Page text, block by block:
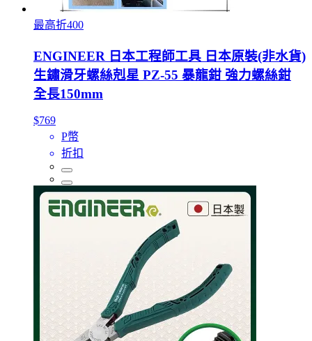
最高折400
ENGINEER 日本工程師工具 日本原裝(非水貨)
生鏽滑牙螺絲剋星 PZ-55 暴龍鉗 強力螺絲鉗
全長150mm
$769
P幣
折扣